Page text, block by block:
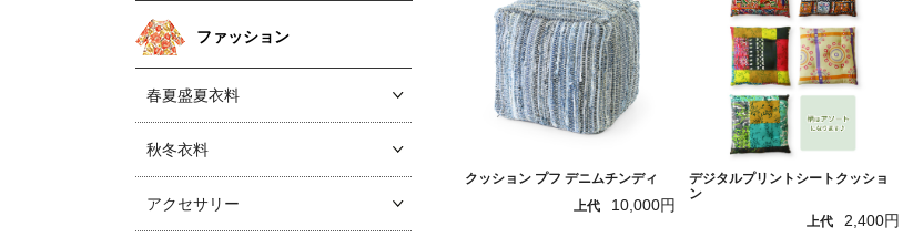
クッション プフ デニムチンディ
上代
10,000円
デジタルプリントシートクッショ
ン
上代
2,400円
ファッション
春夏盛夏衣料
秋冬衣料
アクセサリー